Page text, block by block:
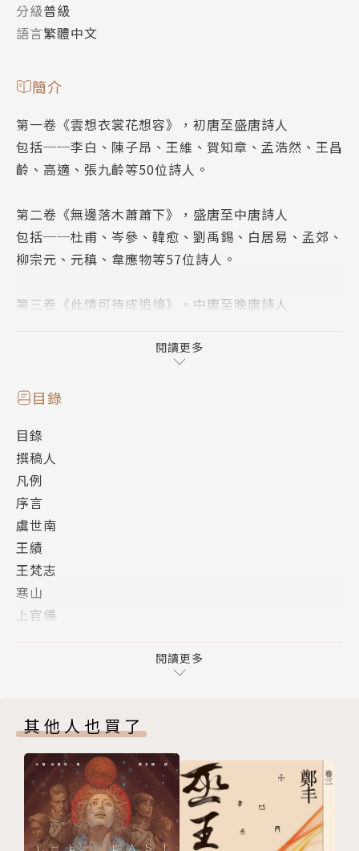
分級普級
語言繁體中文
簡介
第一卷《雲想衣裳花想容》，初唐至盛唐詩人
包括──李白、陳子昂、王維、賀知章、孟浩然、王昌
齡、高適、張九齡等50位詩人。
第二卷《無邊落木蕭蕭下》，盛唐至中唐詩人
包括──杜甫、岑參、韓愈、劉禹錫、白居易、孟郊、
柳宗元、元稹、韋應物等57位詩人。
第三卷《此情可待成追憶》，中唐至晚唐詩人
羅隱、韓偓、陸龜蒙等82位詩人。
【千餘年前的風花雪月，抒發了今日的喜怒哀樂】
第一卷收錄初唐至盛唐詩人
與好友歡聚，你可以是李白豪放的「人生得意須盡歡，
莫使金樽空對月」，
也可以是孟浩然日常的「故人具雞黍，邀我至田家」。
與好友分別，你可以像王維一樣深情「願君多採擷，此
物最相思」，
也可以像高適為朋友壯膽「莫愁前路無知己，天下誰人
不識君」。
稱讚好友貌美可以是「一枝紅豔露凝香」「雲想衣裳花
想容」，
但隔壁班的那個就是「以色事他人，能得幾時好？」
如果你抑鬱不得志……那八成的詩人都是你的好友。
閱讀更多
目錄
目錄
撰稿人
凡例
序言
虞世南
王績
王梵志
寒山
上官儀
王勃
楊炯
劉希夷
宋之問
沈佺期
郭震
閱讀更多
其他人也買了